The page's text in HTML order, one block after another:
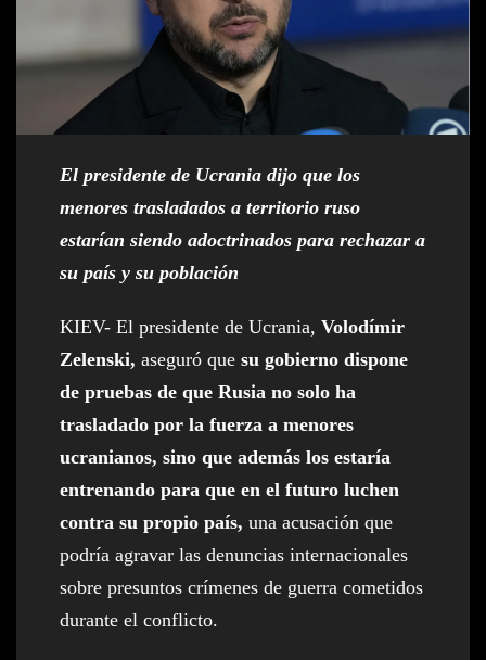
El presidente de Ucrania dijo que los
menores trasladados a territorio ruso
estarían siendo adoctrinados para rechazar a
su país y su población
KIEV- El presidente de Ucrania, Volodímir
Zelenski, aseguró que su gobierno dispone
de pruebas de que Rusia no solo ha
trasladado por la fuerza a menores
ucranianos, sino que además los estaría
entrenando para que en el futuro luchen
contra su propio país, una acusación que
podría agravar las denuncias internacionales
sobre presuntos crímenes de guerra cometidos
durante el conflicto.